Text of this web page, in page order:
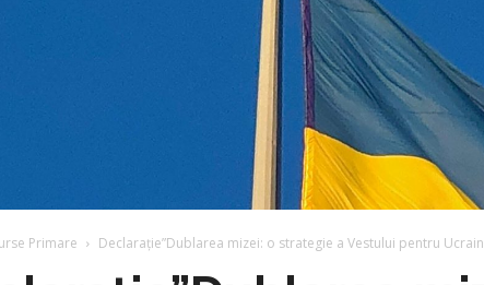
Primare Declarație”Dublarea mizei: o strategie a Vestului pentru